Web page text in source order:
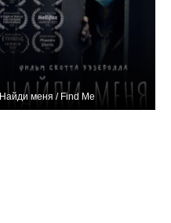
Найди меня / Find Me